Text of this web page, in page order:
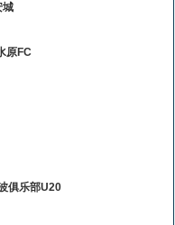
城
原FC
俱乐部U20